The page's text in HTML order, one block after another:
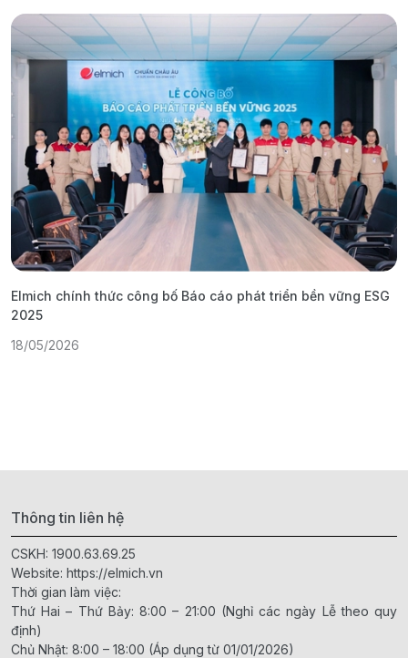
Elmich chính thức công bố Báo cáo phát triển bền vững ESG
2025
18/05/2026
Thông tin liên hệ
CSKH: 1900.63.69.25
Website: https://elmich.vn
Thời gian làm việc:
Thứ Hai – Thứ Bảy: 8:00 – 21:00 (Nghỉ các ngày Lễ theo quy
định)
Chủ Nhật: 8:00 – 18:00 (Áp dụng từ 01/01/2026)